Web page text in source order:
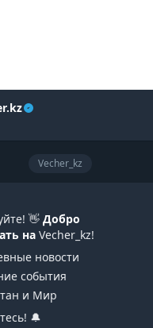
Vecher_kz
👋 Добро
наVecher_kz!
новости
события
и Мир
🔔